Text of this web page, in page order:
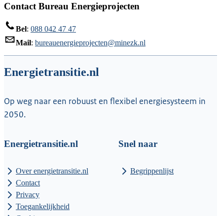
Contact Bureau Energieprojecten
Bel: 088 042 47 47
Mail: bureauenergieprojecten@minezk.nl
Energietransitie.nl
Op weg naar een robuust en flexibel energiesysteem in
2050.
Energietransitie.nl
Over energietransitie.nl
Contact
Privacy
Toegankelijkheid
Snel naar
Begrippenlijst